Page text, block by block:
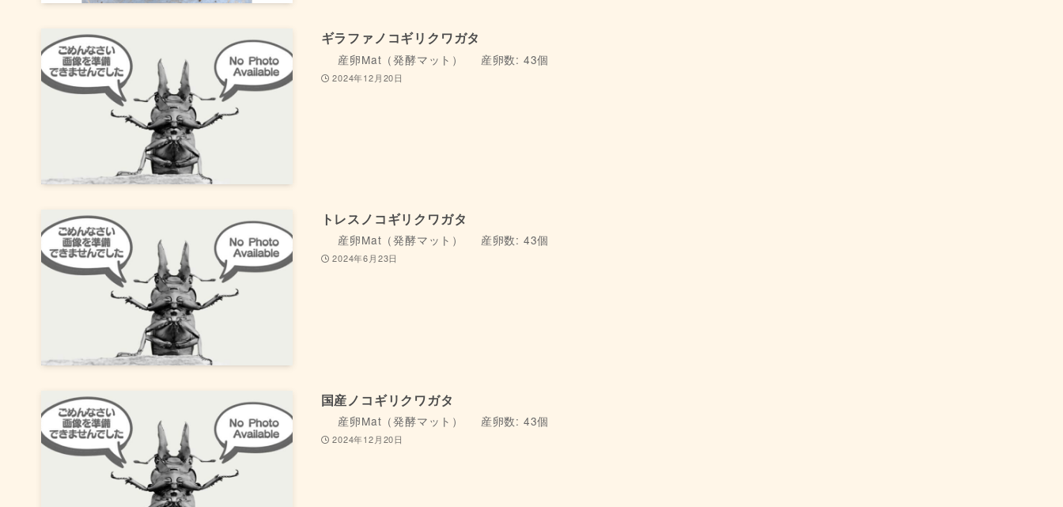
ギラファノコギリクワガタ
産卵Mat（発酵マット） 産卵数: 43個
2024年12月20日
トレスノコギリクワガタ
産卵Mat（発酵マット） 産卵数: 43個
2024年6月23日
国産ノコギリクワガタ
産卵Mat（発酵マット） 産卵数: 43個
2024年12月20日